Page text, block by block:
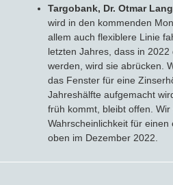
Targobank, Dr. Otmar
wird in den kommenden
allem auch flexiblere Linie
letzten Jahres, dass in
werden, wird sie abrücken.
das Fenster für eine
Jahreshälfte aufgemacht
früh kommt, bleibt offen.
Wahrscheinlichkeit für
oben im Dezember 2022.